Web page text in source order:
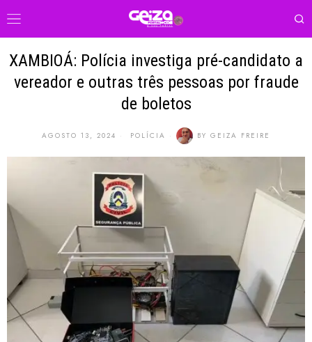
XAMBIOÁ: Polícia investiga pré-candidato a
vereador e outras três pessoas por fraude
de boletos
AGOSTO 13, 2024 POLÍCIA BY GEIZA FREIRE